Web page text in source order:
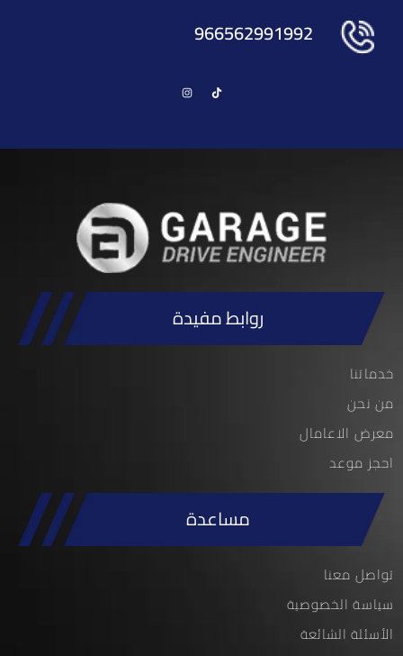
966562991992
روابط مفيدة
خدماتنا
من نحن
معرض الاعامال
احجز موعد
مساعدة
تواصل معنا
سياسة الخصوصية
الأسئلة الشائعة